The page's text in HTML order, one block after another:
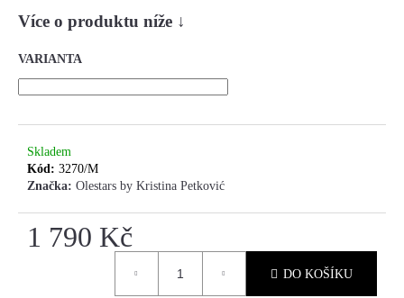
Více o produktu níže ↓
VARIANTA
Skladem
Kód: 3270/M
Značka: Olestars by Kristina Petković
1 790 Kč
DO KOŠÍKU
O
P
R
U
Č
U
M